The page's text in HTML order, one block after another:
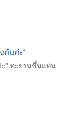
คืนค่ะ"
ะ" ทะยานขึ้นแท่น